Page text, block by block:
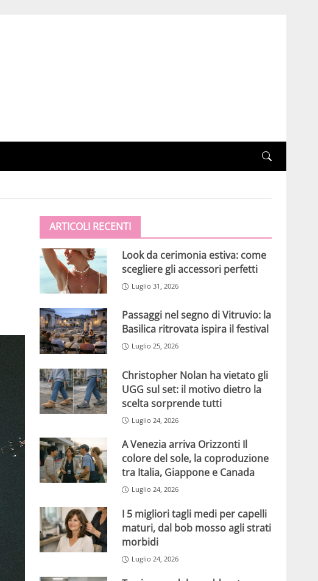
ARTICOLI RECENTI
Look da cerimonia estiva: come
scegliere gli accessori perfetti
Luglio 31, 2026
Passaggi nel segno di Vitruvio: la
Basilica ritrovata ispira il festival
Luglio 25, 2026
Christopher Nolan ha vietato gli
UGG sul set: il motivo dietro la
scelta sorprende tutti
Luglio 24, 2026
A Venezia arriva Orizzonti Il
colore del sole, la coproduzione
tra Italia, Giappone e Canada
Luglio 24, 2026
I 5 migliori tagli medi per capelli
maturi, dal bob mosso agli strati
morbidi
Luglio 24, 2026